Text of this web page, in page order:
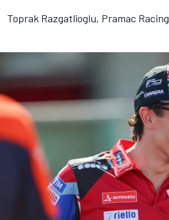
Toprak Razgatlioglu, Pramac Racing